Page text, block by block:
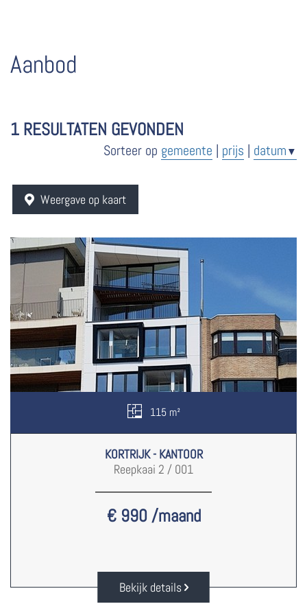
Aanbod
1 RESULTATEN GEVONDEN
Sorteer op gemeente | prijs | datum ▼
Weergave op kaart
115 m²
KORTRIJK - KANTOOR
Reepkaai 2 / 001
€ 990 /maand
Bekijk details